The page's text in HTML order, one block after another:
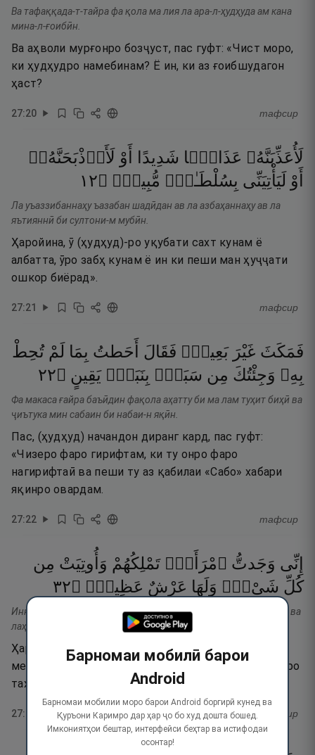
Ва тафаққада-т-тайра фа қола ма лия ла ара-л-ҳудҳуда ам кана
мина-л-ғоибӣн.
Ва аҳволи мурғонро бозҷуст, пас гуфт: «Чист моро,
ки ҳудҳудро намебинам? Ё ин, ки аз ғоибшудагон
ҳаст?
27:20 тафсир
لَأُعَذِّبَنَّهُۥ عَذَابًۭا شَدِيدًا أَوْ لَأَا۟ذْبَحَنَّهُۥٓ
أَوْ لَيَأْتِيَنِّى بِسُلْطَـٰنٍۢ مُّبِينٍۢ ۝٢١
Ла уъаззибаннаҳу ъазабан шадӣдан ав ла азбаҳаннаҳу ав ла
яътияннӣ би султони-м мубӣн.
Ҳаройина, ӯ (ҳудҳуд)-ро уқубати сахт кунам ё
албатта, ӯро забҳ кунам ё ин ки пеши ман ҳуҷҷати
ошкор биёрад».
27:21 тафсир
فَمَكَثَ غَيْرَ بَعِيدٍۢ فَقَالَ أَحَطتُ بِمَا لَمْ تُحِطْ
بِهِۦ وَجِئْتُكَ مِن سَبَإٍۭ بِنَبَإٍۢ يَقِينٍ ۝٢٢
Фа макаса ғайра баъӣдин фақола аҳатту би ма лам туҳит биҳӣ ва
ҷиътука мин сабаин би набаи-н яқӣн.
Пас, (ҳудҳуд) начандон диранг кард, пас гуфт:
«Чизеро фаро гирифтам, ки ту онро фаро
нагирифтаӣ ва пеши ту аз қабилаи «Сабо» хабари
яқинро овардам.
27:22 тафсир
إِنِّى وَجَدتُّ ٱمْرَأَةًۭ تَمْلِكُهُمْ وَأُوتِيَتْ مِن
كُلِّ شَىْءٍۢ وَلَهَا عَرْشٌ عَظِيمٌۭ ۝٢٣
Иннӣ ваҷаттумраатан тамликуҳум ва утият мин кулли шай-ив ва
лаҳа ъаршун ъазӣм.
Ҳаройина, ман ёфтам, ки бар онҳо зане подшоҳӣ
мекунад ва аз ҳар неъмате ӯро дода шудааст ва ӯро
тахти бузурге ҳаст.
27: тафсир
Барномаи мобилӣ барои
Android
Барномаи мобилии моро барои Android боргирӣ кунед ва
Қуръони Каримро дар ҳар ҷо бо худ дошта бошед.
Имкониятҳои бештар, интерфейси беҳтар ва истифодаи
осонтар!